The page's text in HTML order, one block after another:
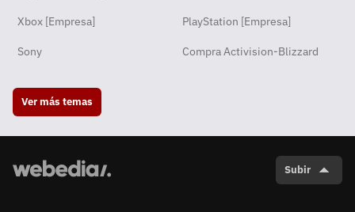
Xbox [Empresa] PlayStation [Empresa]
Sony Compra Activision-Blizzard
Ver más temas
Subir